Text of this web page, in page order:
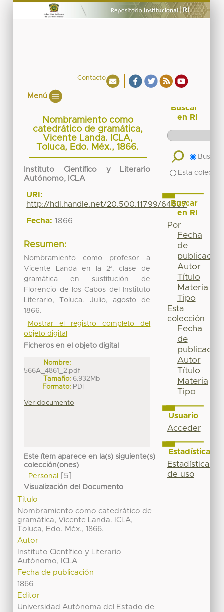
Contacto
Menú
Nombramiento como
catedrático de gramática,
Vicente Landa. ICLA,
Toluca, Edo. Méx., 1866.
Instituto Científico y Literario
Autónomo, ICLA
URI:
http://hdl.handle.net/20.500.11799/64607
Fecha: 1866
Resumen:
Nombramiento como profesor a
Vicente Landa en la 2ª. clase de
gramática en sustitución de
Florencio de los Cabos del Instituto
Literario, Toluca. Julio, agosto de
1866.
Mostrar el registro completo del
objeto digital
Ficheros en el objeto digital
Nombre:
566A_4861_2.pdf
Tamaño: 6.932Mb
Formato: PDF
Ver documento
Este ítem aparece en la(s) siguiente(s)
colección(ones)
Personal[5]
Visualización del Documento
Título
Nombramiento como catedrático de
gramática, Vicente Landa. ICLA,
Toluca, Edo. Méx., 1866.
Autor
Instituto Científico y Literario
Autónomo, ICLA
Fecha de publicación
1866
Editor
Universidad Autónoma del Estado de
Buscar
en RI
Buscar
Esta
Buscar
en RI
Por
Fecha
de
publicación
Autor
Título
Materia
Tipo
Esta
colección
Fecha
de
publicación
Autor
Título
Materia
Tipo
Usuario
Acceder
Estadísticas
Estadísticas
de uso